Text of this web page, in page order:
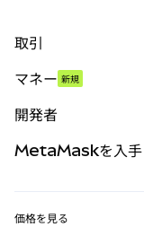
取引
パーペチュアル
RWA
マネー 新規
開発者
MetaMaskを入手
価格を見る